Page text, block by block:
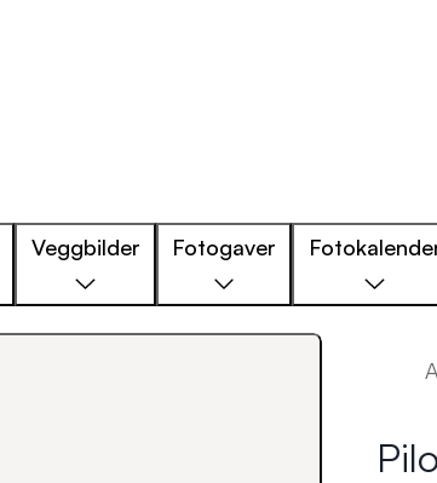
Veggbilder Fotogaver